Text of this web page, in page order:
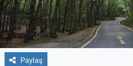
Paylaş